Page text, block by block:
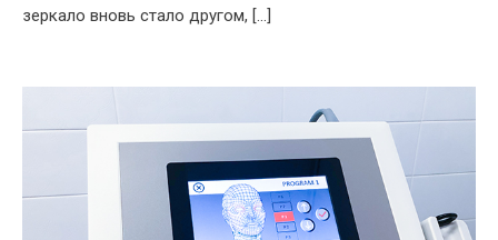
зеркало вновь стало другом, […]